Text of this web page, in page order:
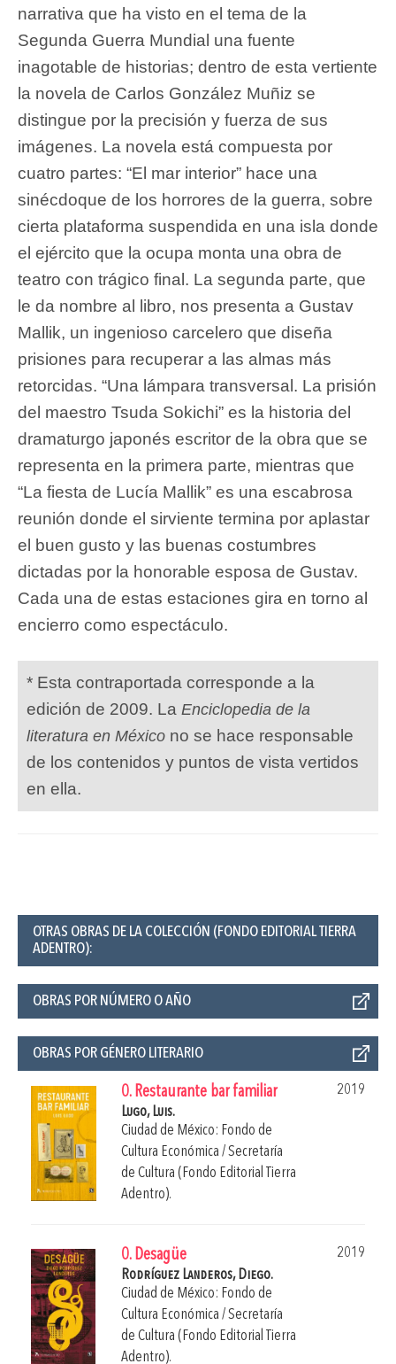
narrativa que ha visto en el tema de la
Segunda Guerra Mundial una fuente
inagotable de historias; dentro de esta vertiente
la novela de Carlos González Muñiz se
distingue por la precisión y fuerza de sus
imágenes. La novela está compuesta por
cuatro partes: “El mar interior” hace una
sinécdoque de los horrores de la guerra, sobre
cierta plataforma suspendida en una isla donde
el ejército que la ocupa monta una obra de
teatro con trágico final. La segunda parte, que
le da nombre al libro, nos presenta a Gustav
Mallik, un ingenioso carcelero que diseña
prisiones para recuperar a las almas más
retorcidas. “Una lámpara transversal. La prisión
del maestro Tsuda Sokichi” es la historia del
dramaturgo japonés escritor de la obra que se
representa en la primera parte, mientras que
“La fiesta de Lucía Mallik” es una escabrosa
reunión donde el sirviente termina por aplastar
el buen gusto y las buenas costumbres
dictadas por la honorable esposa de Gustav.
Cada una de estas estaciones gira en torno al
encierro como espectáculo.
* Esta contraportada corresponde a la
edición de 2009. La Enciclopedia de la
literatura en México no se hace responsable
de los contenidos y puntos de vista vertidos
en ella.
OTRAS OBRAS DE LA COLECCIÓN (FONDO EDITORIAL TIERRA
ADENTRO):
OBRAS POR NÚMERO O AÑO
OBRAS POR GÉNERO LITERARIO
0. Restaurante bar familiar
2019
Lugo, Luis.
Ciudad de México: Fondo de
Cultura Económica / Secretaría
de Cultura (Fondo Editorial Tierra
Adentro).
0. Desagüe
2019
Rodríguez Landeros, Diego.
Ciudad de México: Fondo de
Cultura Económica / Secretaría
de Cultura (Fondo Editorial Tierra
Adentro).